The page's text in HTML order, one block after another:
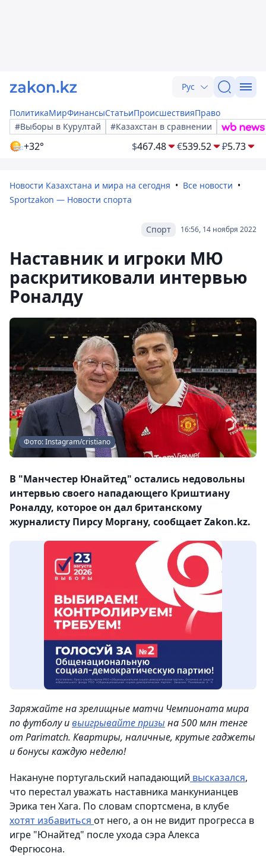
Рус
ПолитикаМирФинансыСтатьиПроисшествияПраво
#Выборы в Курултай
#Казахстан в сравнении
+32° $467.48 €539.52 ₽5.73
Новости Казахстана и мира на сегодня
Все новости
Sportzakon — Новости спорта
16:56, 14 ноября 2022
Спорт
Наставник и игроки МЮ
раскритиковали интервью
Роналду
Фото: Instagram/cristiano
В "Манчестер Юнайтед" остались недовольны
интервью своего нападающего Криштиану
Роналду, которое он дал британскому
журналисту Пирсу Моргану, сообщает Zakon.kz.
Заряжайте на зрелищные матчи Чемпионата мира
по футболу ивыигрывайте призы на 500 млн тенге
от Parimatch. Квартиры, наличные, крутые гаджеты
и бонусы каждую неделю!
Накануне португальский нападающий высказался,
что перестал уважать наставника манкунианцев
Эрика тен Хага. По словам спортсмена, в клубе
хотят избавиться от него, а он не видит прогресса в
игре "Юнайтед" после ухода сэра Алекса
Фергюсона.